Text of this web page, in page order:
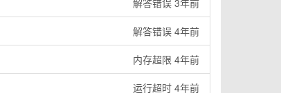
解答错误 3年前
解答错误 4年前
内存超限 4年前
运行超时 4年前